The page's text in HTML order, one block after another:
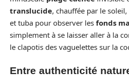
translucide, chauffée par le
et tuba pour observer les fonds
simplement à se laisser aller à la
le clapotis des vaguelettes sur la
Entre authenticité